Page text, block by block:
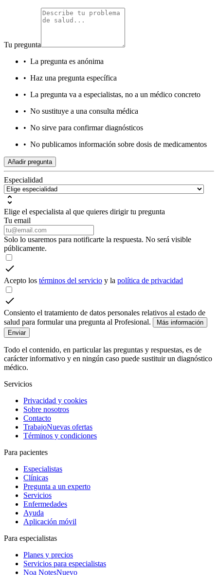
Tu pregunta
• La pregunta es anónima
• Haz una pregunta específica
• La pregunta va a especialistas, no a un médico concreto
• No sustituye a una consulta médica
• No sirve para confirmar diagnósticos
• No publicamos información sobre dosis de medicamentos
Añadir pregunta
Especialidad
Elige el especialista al que quieres dirigir tu pregunta
Tu email
Solo lo usaremos para notificarte la respuesta. No será visible
públicamente.
Acepto los términos del servicio y la política de privacidad
Consiento el tratamiento de datos personales relativos al estado de
salud para formular una pregunta al Profesional.
Más información
Enviar
Todo el contenido, en particular las preguntas y respuestas, es de
carácter informativo y en ningún caso puede sustituir un diagnóstico
médico.
Servicios
Privacidad y cookies
Sobre nosotros
Contacto
TrabajoNuevas ofertas
Términos y condiciones
Para pacientes
Especialistas
Clínicas
Pregunta a un experto
Servicios
Enfermedades
Ayuda
Aplicación móvil
Para especialistas
Planes y precios
Servicios para especialistas
Noa NotesNuevo